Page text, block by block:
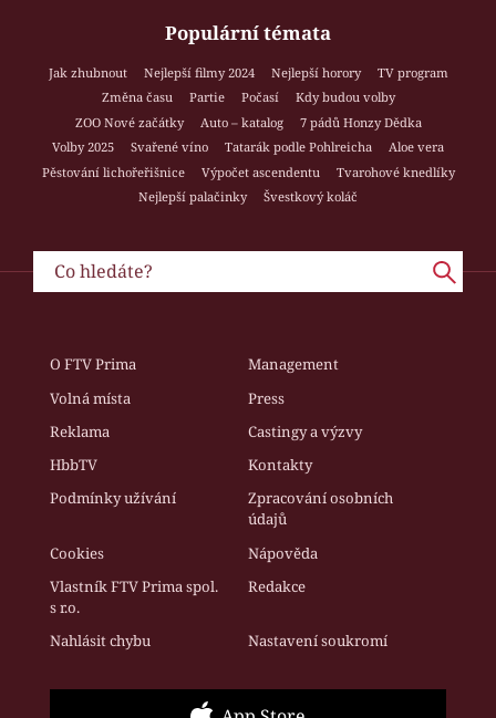
Populární témata
Jak zhubnout Nejlepší filmy 2024 Nejlepší horory
TV program
Změna času
Partie Počasí
Kdy budou volby
ZOO Nové začátky
Auto – katalog
7 pádů Honzy Dědka
Volby 2025
Svařené víno Tatarák podle Pohlreicha
Aloe vera
Pěstování lichořeřišnice
Výpočet ascendentu
Tvarohové knedlíky
Nejlepší palačinky
Švestkový koláč
O FTV Prima
Management
Volná místa
Press
Reklama
Castingy a výzvy
HbbTV
Kontakty
Podmínky užívání
Zpracování osobních
údajů
Cookies
Nápověda
Vlastník FTV Prima spol.
s r.o.
Redakce
Nahlásit chybu Nastavení soukromí